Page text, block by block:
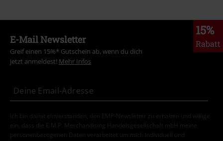
15%
Rabatt
E-Mail Newsletter
Greif einen 15%* Gutschein ab, wenn du dich
jetzt anmeldest! Mehr Infos
Ich bin damit einverstanden, den EMP-Newsletter zu erhalten und willige
ein, dass die E.M.P. Merchandising Handelsgesellschaft mbH meine
personenbezogenen Daten verarbeitet um mich individuell und